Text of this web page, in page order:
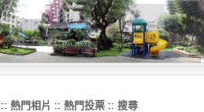
:: 熱門相片 :: 熱門投票 :: 搜尋